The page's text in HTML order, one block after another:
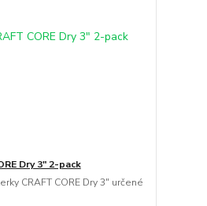
Dry 3" 2-pack
CRAFT CORE Dry 3" určené